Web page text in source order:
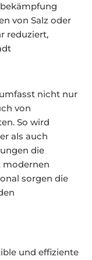
von Salz oder
reduziert,
nicht nur
von
So wird
als auch
die
modernen
sorgen die
und effiziente